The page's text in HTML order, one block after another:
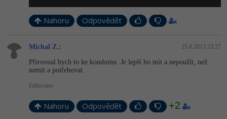
Nahoru Odpovědět
Michal Z.: 25.8.2013 23:27
Přirovnal bych to ke kondomu. Je lepší ho mít a nepoužít, než
nemít a potřebovat.
Editováno
Nahoru Odpovědět +2